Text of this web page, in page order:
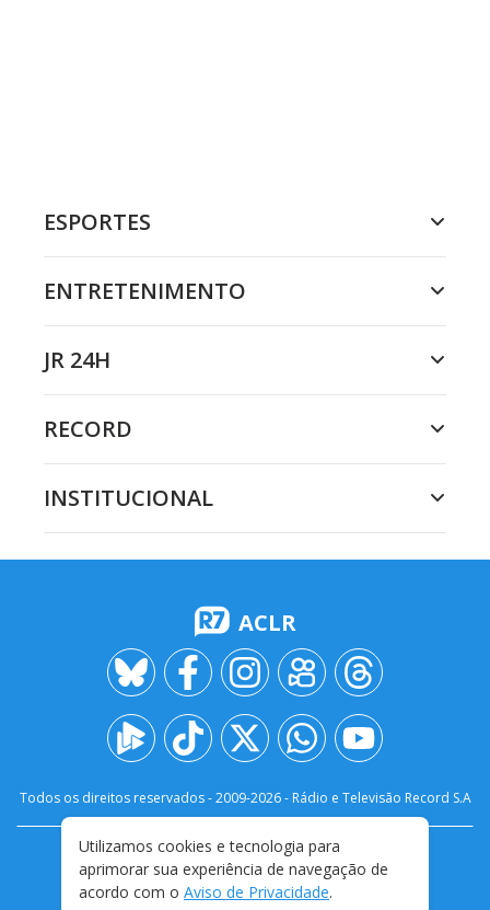
ESPORTES
ENTRETENIMENTO
JR 24H
RECORD
INSTITUCIONAL
ACLR
Todos os direitos reservados - 2009-2026- Rádio e Televisão Record S.A
FALE CONOSCO
PRIVACIDADE
TERMOS E CONDIÇÕES DE USO
Utilizamos cookies e tecnologia para
aprimorar sua experiência de navegação de
acordo com o Aviso de Privacidade.